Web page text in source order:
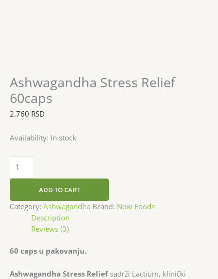
Ashwagandha Stress Relief
60caps
2.760 RSD
Availability: In stock
ADD TO CART
Category: Ashwagandha Brand: Now Foods
Description
Reviews (0)
60 caps u pakovanju.
Ashwagandha Stress Reliefsadrži Lactium, klinički